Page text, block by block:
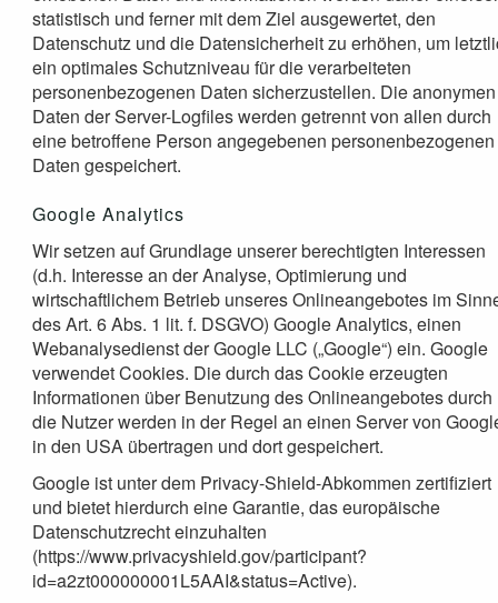
statistisch und ferner mit dem Ziel ausgewertet, den
Datenschutz und die Datensicherheit zu erhöhen, um
ein optimales Schutzniveau für die verarbeiteten
personenbezogenen Daten sicherzustellen. Die anonymen
Daten der Server-Logfiles werden getrennt von allen durch
eine betroffene Person angegebenen personenbezogenen
Daten gespeichert.
Google Analytics
Wir setzen auf Grundlage unserer berechtigten Interessen
(d.h. Interesse an der Analyse, Optimierung und
wirtschaftlichem Betrieb unseres Onlineangebotes im
des Art. 6 Abs. 1 lit. f. DSGVO) Google Analytics, einen
Webanalysedienst der Google LLC („Google“) ein. Google
verwendet Cookies. Die durch das Cookie erzeugten
Informationen über Benutzung des Onlineangebotes durch
die Nutzer werden in der Regel an einen Server von
in den USA übertragen und dort gespeichert.
Google ist unter dem Privacy-Shield-Abkommen zertifiziert
und bietet hierdurch eine Garantie, das europäische
Datenschutzrecht einzuhalten
(https://www.privacyshield.gov/participant?
id=a2zt000000001L5AAI&status=Active).